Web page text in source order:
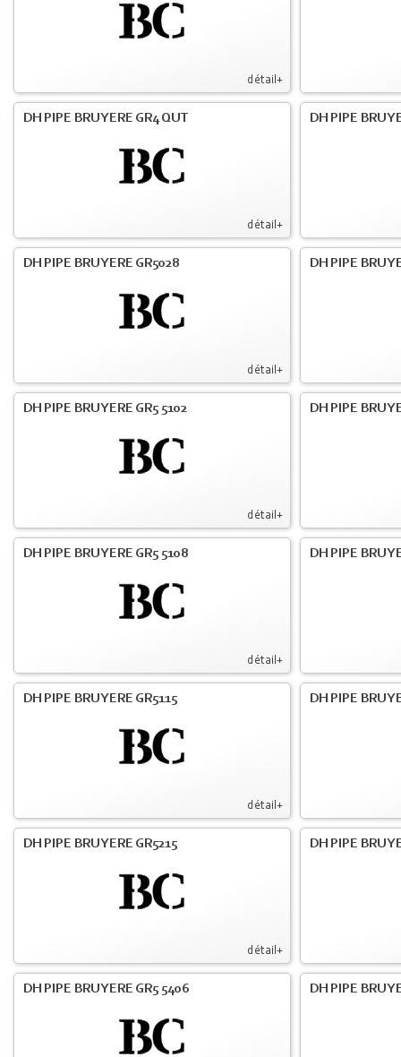
détail+
détail+
DH PIPE BRUYERE GR4 QUT DH PIPE
détail+
DH PIPE BRUYERE GR5028 DH PIPE
détail+
DH PIPE BRUYERE GR5 5102 DH PIPE
détail+
DH PIPE BRUYERE GR5 5108 DH PIPE
détail+
DH PIPE BRUYERE GR5115 DH PIPE
détail+
DH PIPE BRUYERE GR5215 DH PIPE
DH PIPE BRUYERE GR5 5406 DH PIPE